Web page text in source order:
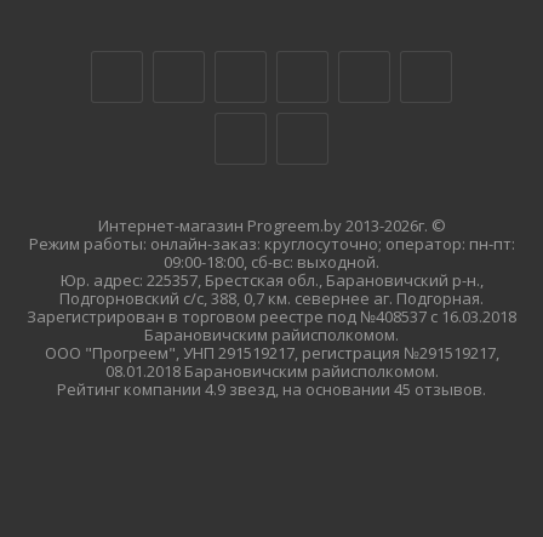
Интернет-магазин Progreem.by 2013-2026г. ©
Режим работы: онлайн-заказ: круглосуточно; оператор: пн-пт:
09:00-18:00, сб-вс: выходной.
Юр. адрес: 225357, Брестская обл., Барановичский р-н.,
Подгорновский с/с, 388, 0,7 км. севернее аг. Подгорная.
Зарегистрирован в торговом реестре под №408537 с 16.03.2018
Барановичским райисполкомом.
ООО "Прогреем", УНП 291519217, регистрация №291519217,
08.01.2018 Барановичским райисполкомом.
Рейтинг компании 4.9 звезд, на основании 45 отзывов.